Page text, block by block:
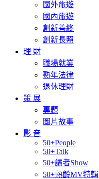
國外旅遊
國內旅遊
創新善終
創新長照
理 財
職場就業
熟年法律
退休理財
策 展
專題
圖片故事
影 音
50+People
50+Talk
50+讀者Show
50+熟齡MV特輯